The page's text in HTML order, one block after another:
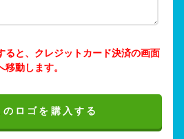
ると、クレジットカード決済の画面
移動します。
のロゴを購入する